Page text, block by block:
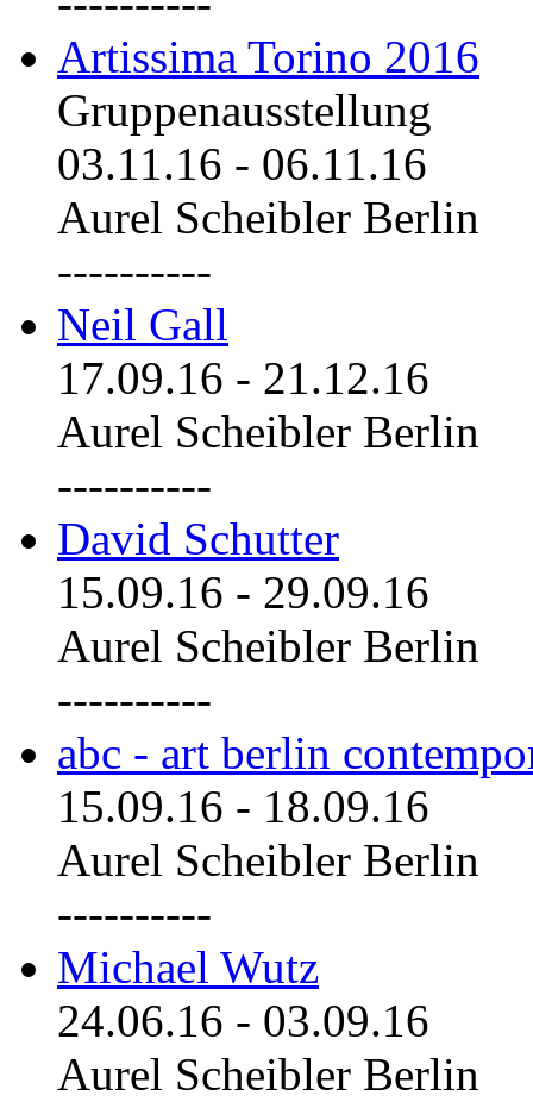
Artissima Torino 2016
Gruppenausstellung
03.11.16 - 06.11.16
Aurel Scheibler Berlin
----------
Neil Gall
17.09.16 - 21.12.16
Aurel Scheibler Berlin
----------
David Schutter
15.09.16 - 29.09.16
Aurel Scheibler Berlin
----------
abc - art berlin
15.09.16 - 18.09.16
Aurel Scheibler Berlin
----------
Michael Wutz
24.06.16 - 03.09.16
Aurel Scheibler Berlin